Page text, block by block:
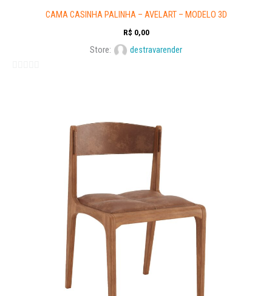
CAMA CASINHA PALINHA – AVELART – MODELO 3D
R$ 0,00
Store: destravarender